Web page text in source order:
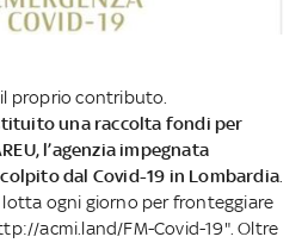
proprio contributo.
una raccolta fondi per
l’agenzia impegnata
dal Covid-19 in Lombardia
lotta ogni giorno per fronteggiare
acmi.land/FM-Covid-19". Oltre